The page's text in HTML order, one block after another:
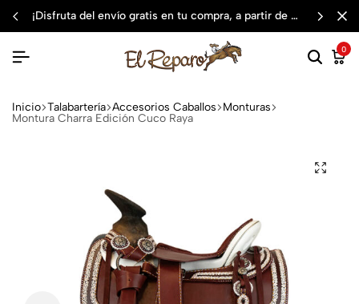
¡disfruta del envío gratis en tu compra, a partir de $3,000 mxn
0
Inicio Talabartería Accesorios Caballos Monturas
Montura Charra Edición Cuco Raya